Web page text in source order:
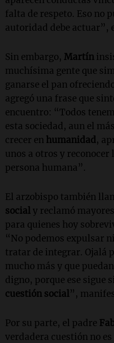
falta de respeto. Eso no
autoridad debe actuar”,
Sin embargo, Martín
muchísima gente que
ganarse el pan
agregó una frase que
encuentro: “Todos
esta sociedad, aun el
crecer en humanidad ,
unos a otros y reconocer
persona humana”.
El arzobispo también
socialy reclamó
para quienes hoy
“No podemos expulsar
tratar de integrar. Ojalá
mucho más y que
digno, porque ese sigue
cuestión social”,
Por su parte, el padre
verdadera cuestión no